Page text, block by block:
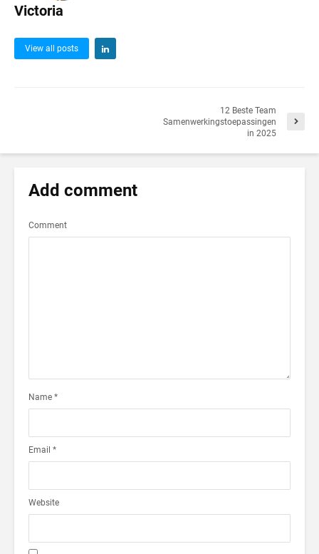
Victoria
View all posts
12 Beste Team
Samenwerkingstoepassingen
in 2025
Add comment
Comment
Name *
Email *
Website